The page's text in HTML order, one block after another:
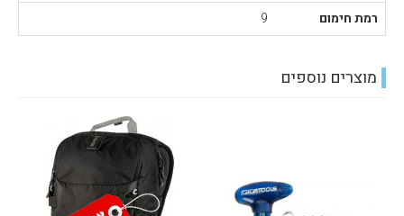
רמת חימום
9
מוצרים נוספים